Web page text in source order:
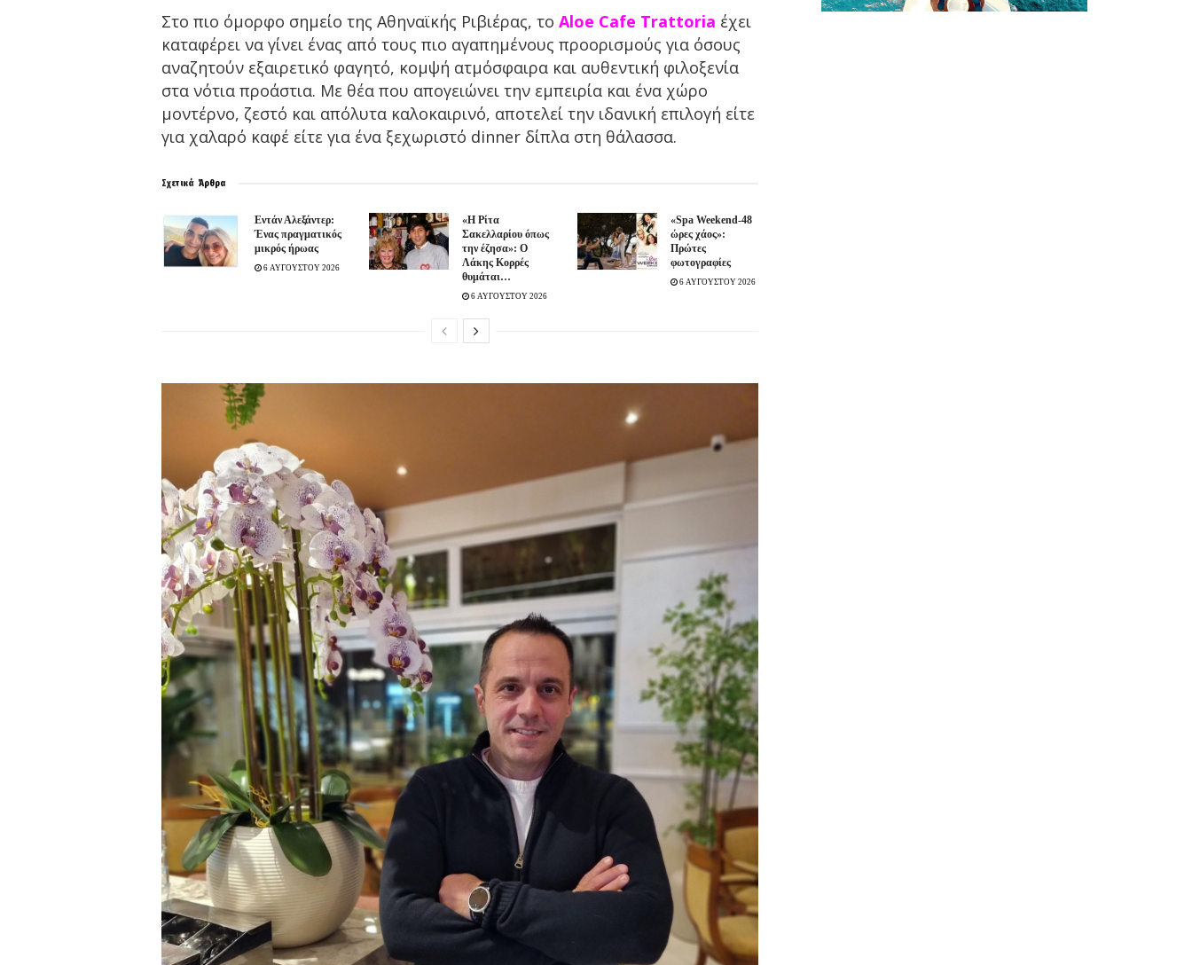
Στο πιο όμορφο σημείο της Αθηναϊκής Ριβιέρας, το Aloe Cafe Trattoria έχει
καταφέρει να γίνει ένας από τους πιο αγαπημένους προορισμούς για όσους
αναζητούν εξαιρετικό φαγητό, κομψή ατμόσφαιρα και αυθεντική φιλοξενία
στα νότια προάστια. Με θέα που απογειώνει την εμπειρία και ένα χώρο
μοντέρνο, ζεστό και απόλυτα καλοκαιρινό, αποτελεί την ιδανική επιλογή είτε
για χαλαρό καφέ είτε για ένα ξεχωριστό dinner δίπλα στη θάλασσα.
Σχετικά Άρθρα
Εντάν Αλεξάντερ:
Ένας πραγματικός
μικρός ήρωας
6 ΑΥΓΟΥΣΤΟΥ 2026
«Η Ρίτα
Σακελλαρίου όπως
την έζησα»: Ο
Λάκης Κορρές
θυμάται…
6 ΑΥΓΟΥΣΤΟΥ 2026
«Spa Weekend-48
ώρες χάος»:
Πρώτες
φωτογραφίες
6 ΑΥΓΟΥΣΤΟΥ 2026